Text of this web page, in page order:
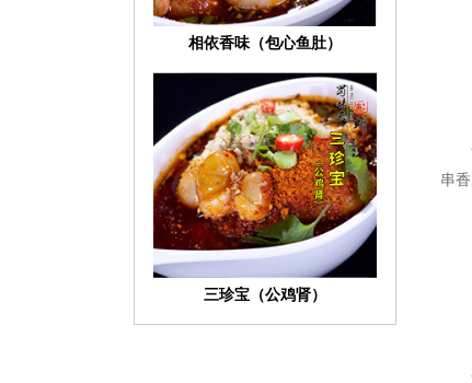
相依香味（包心鱼肚）
三珍宝（公鸡肾）
串香